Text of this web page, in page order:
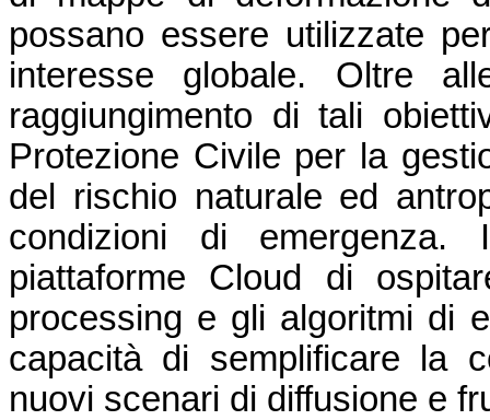
possano essere utilizzate
interesse globale. Oltre
raggiungimento di tali
Protezione Civile per la
del rischio naturale ed
condizioni di emergenza.
piattaforme Cloud di
processing e gli algoritmi di
capacità di semplificare la
nuovi scenari di diffusione e